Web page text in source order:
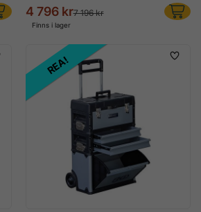
4 796 kr7 196 kr
Finns i lager
REA!